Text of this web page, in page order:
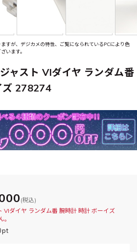
すが、デジカメの特性、ご覧になられているPCにより色
います。
ャスト VIダイヤ ランダム番
ズ 278274
(税込)
VIダイヤ ランダム番 腕時計 時計 ボーイズ